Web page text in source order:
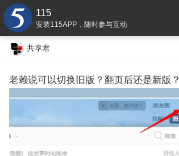
115
安装115APP，随时参与互动
共享君
老赖说可以切换旧版？翻页后还是新版？